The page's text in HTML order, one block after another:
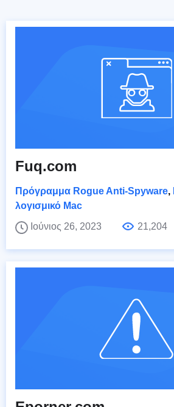
Fuq.com
Πρόγραμμα Rogue Anti-Spyware,
λογισμικό Mac
Ιούνιος 26, 2023
21,204